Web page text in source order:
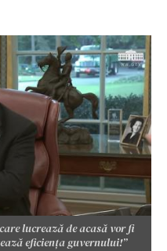
lucrează de acasă vor fi
eficiența guvernului!”